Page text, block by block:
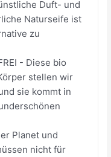
Duft- und
Naturseife ist
zu
- Diese bio
stellen wir
sie kommt in
Planet und
nicht für